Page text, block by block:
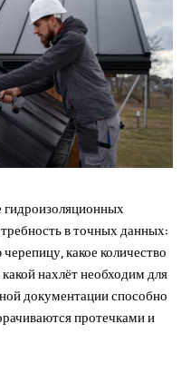
в точных данных:
какое количество
нахлёт необходим для
документации способно
протечками и